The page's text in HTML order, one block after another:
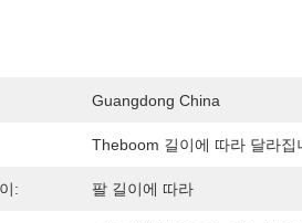
Guangdong China
Theboom 길이에 따라 달라집
: 팔 길이에 따라